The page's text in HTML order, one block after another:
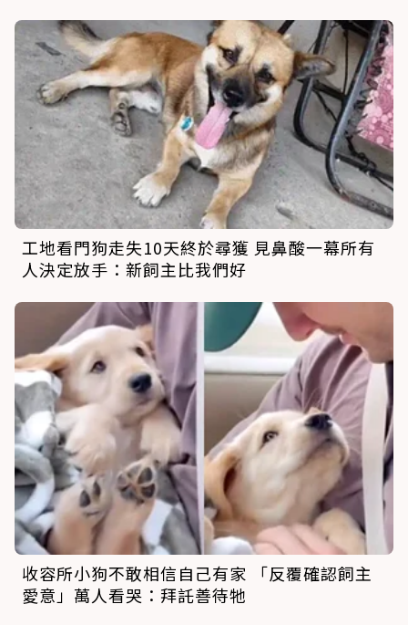
工地看門狗走失10天終於尋獲 見鼻酸一幕所有
人決定放手：新飼主比我們好
收容所小狗不敢相信自己有家 「反覆確認飼主
愛意」萬人看哭：拜託善待牠